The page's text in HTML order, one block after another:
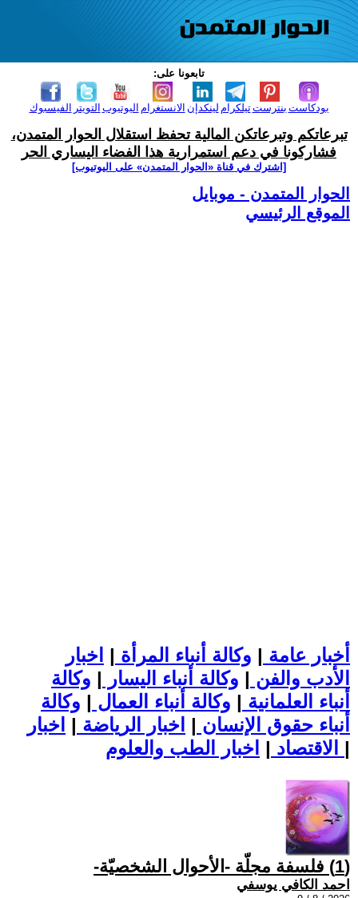
تابعونا على:
الفيسبوك التويتر اليوتيوب الانستغرام لينكدإن تيلكرامبنترست بودكاست
تبرعاتكم وتبرعاتكن المالية تحفظ استقلال الحوار المتمدن،
فشاركونا في دعم استمرارية هذا الفضاء اليساري الحر
[اشترك في قناة ‫«الحوار المتمدن» على اليوتيوب]
الحوار المتمدن - موبايل
الموقع الرئيسي
أخبار عامة | وكالة أنباء المرأة | اخبار
الأدب والفن | وكالة أنباء اليسار | وكالة
أنباء العلمانية | وكالة أنباء العمال | وكالة
أنباء حقوق الإنسان | اخبار الرياضة | اخبار
الاقتصاد | |
(1) فلسفة مجلّة -الأحوال الشخصيّة-
احمد الكافي يوسفي